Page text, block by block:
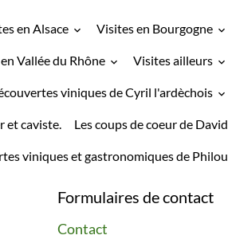
en Alsace Visites en Bourgogne
Vallée du Rhône Visites ailleurs
viniques de Cyril l'ardèchois
et caviste. Les coups de coeur de David
viniques et gastronomiques de Philou
Formulaires de contact
Contact